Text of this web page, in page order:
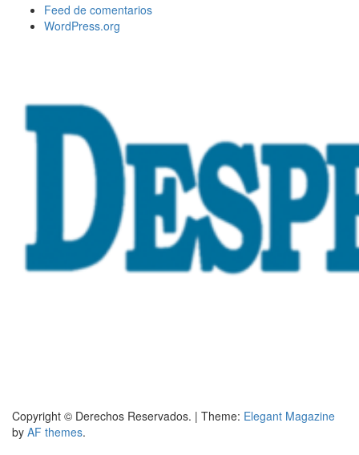
Feed de comentarios
WordPress.org
Copyright © Derechos Reservados. | Theme: Elegant Magazine
by AF themes.